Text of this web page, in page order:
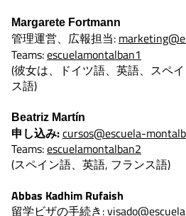
Margarete Fortmann
管理運営、広報担当:
Teams:escuelamontalban1
(彼女は、ドイツ語、英語、スペ
ス語)
Beatriz Martín
申し込み:cursos@escuela-
Teams:escuelamontalban2
(スペイン語、英語, フランス語)
Abbas Kadhim Rufaish
留学ビザの手続き: